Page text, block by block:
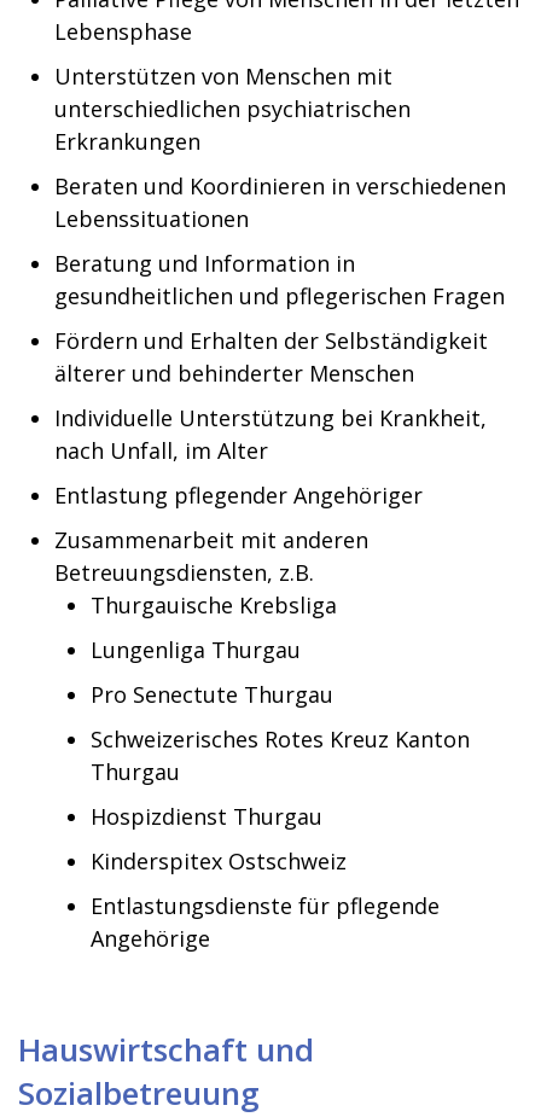
Lebensphase
Unterstützen von Menschen mit
unterschiedlichen psychiatrischen
Erkrankungen
Beraten und Koordinieren in verschiedenen
Lebenssituationen
Beratung und Information in
gesundheitlichen und pflegerischen Fragen
Fördern und Erhalten der Selbständigkeit
älterer und behinderter Menschen
Individuelle Unterstützung bei Krankheit,
nach Unfall, im Alter
Entlastung pflegender Angehöriger
Zusammenarbeit mit anderen
Betreuungsdiensten, z.B.
Thurgauische Krebsliga
Lungenliga Thurgau
Pro Senectute Thurgau
Schweizerisches Rotes Kreuz Kanton
Thurgau
Hospizdienst Thurgau
Kinderspitex Ostschweiz
Entlastungsdienste für pflegende
Angehörige
Hauswirtschaft und
Sozialbetreuung